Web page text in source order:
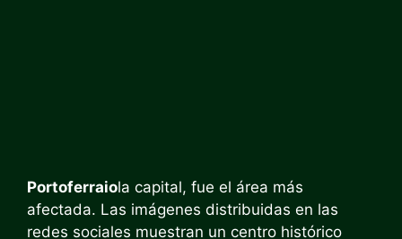
Portoferraiola capital, fue el área más
afectada. Las imágenes distribuidas en las
redes sociales muestran un centro histórico